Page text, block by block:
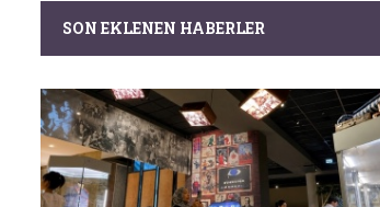
SON EKLENEN HABERLER